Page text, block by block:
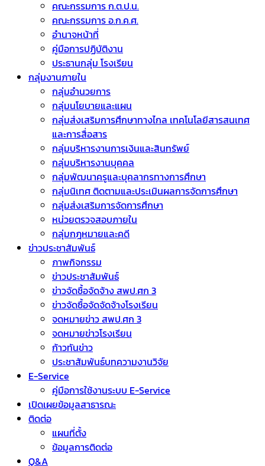
คณะกรรมการ ก.ต.ป.น.
คณะกรรมการ อ.ก.ค.ศ.
อำนาจหน้าที่
คู่มือการปฏิบัติงาน
ประธานกลุ่ม โรงเรียน
กลุ่มงานภายใน
กลุ่มอำนวยการ
กลุ่มนโยบายและแผน
กลุ่มส่งเสริมการศึกษาทางไกล เทคโนโลยีสารสนเทศ
และการสื่อสาร
กลุ่มบริหารงานการเงินและสินทรัพย์
กลุ่มบริหารงานบุคคล
กลุ่มพัฒนาครูและบุคลากรทางการศึกษา
กลุ่มนิเทศ ติดตามและประเมินผลการจัดการศึกษา
กลุ่มส่งเสริมการจัดการศึกษา
หน่วยตรวจสอบภายใน
กลุ่มกฎหมายและคดี
ข่าวประชาสัมพันธ์
ภาพกิจกรรม
ข่าวประชาสัมพันธ์
ข่าวจัดชื้อจัดจ้าง สพป.ศก 3
ข่าวจัดซื้อจัดจัดจ้างโรงเรียน
จดหมายข่าว สพป.ศก 3
จดหมายข่าวโรงเรียน
ก้าวทันข่าว
ประชาสัมพันธ์บทความงานวิจัย
E-Service
คู่มือการใช้งานระบบ E-Service
เปิดเผยข้อมูลสาธารณะ
ติดต่อ
แผนที่ตั้ง
ข้อมูลการติดต่อ
Q&A